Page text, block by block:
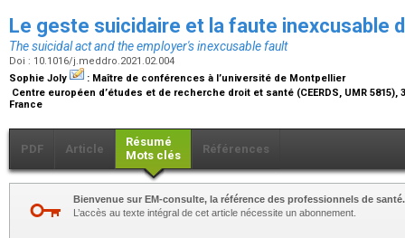
Le geste suicidaire et la faute inexcusable
The suicidal act and the employer's inexcusable fault
Doi : 10.1016/j.meddro.2021.02.004
Sophie Joly
: Maître de conférences à l’université de Montpellier
Centre européen d’études et de recherche droit et santé (CEERDS, UMR 5815),
France
PDF Article
Résumé
Mots clés
Références
Bienvenue sur EM-consulte, la référence des professionnels de santé.
L’accès au texte intégral de cet article nécessite un abonnement.